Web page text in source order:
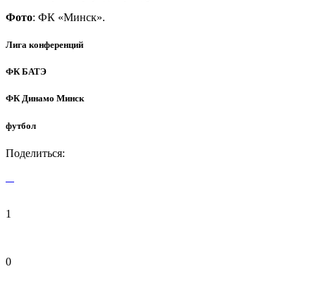
Фото: ФК «Минск».
Лига конференций
ФК БАТЭ
ФК Динамо Минск
футбол
Поделиться:
1
0